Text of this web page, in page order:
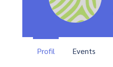
Profil Events